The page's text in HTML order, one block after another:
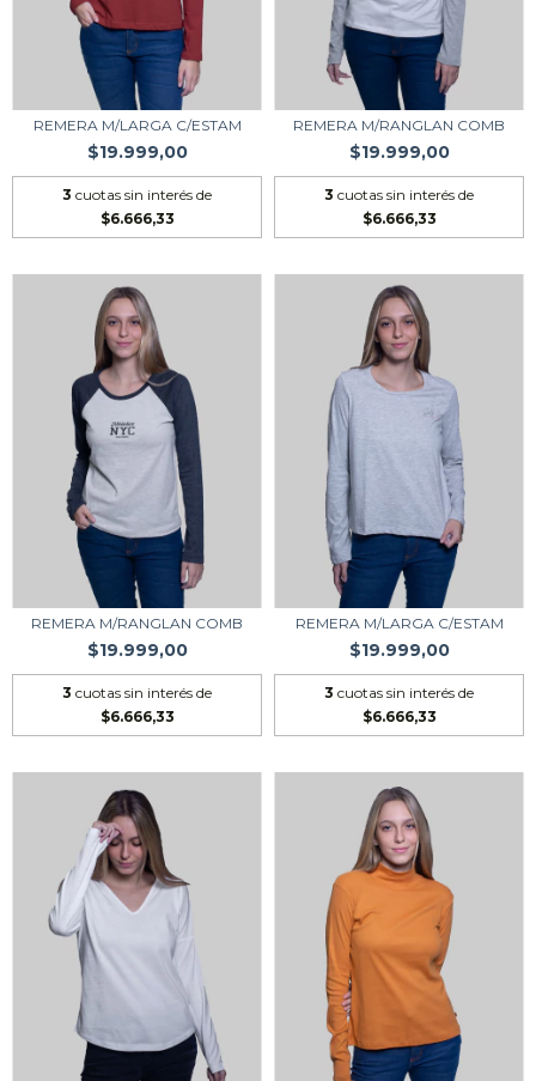
REMERA M/LARGA C/ESTAM
$19.999,00
3 cuotas sin interés de
$6.666,33
REMERA M/RANGLAN COMB
$19.999,00
3 cuotas sin interés de
$6.666,33
REMERA M/RANGLAN COMB
$19.999,00
3 cuotas sin interés de
$6.666,33
REMERA M/LARGA C/ESTAM
$19.999,00
3 cuotas sin interés de
$6.666,33